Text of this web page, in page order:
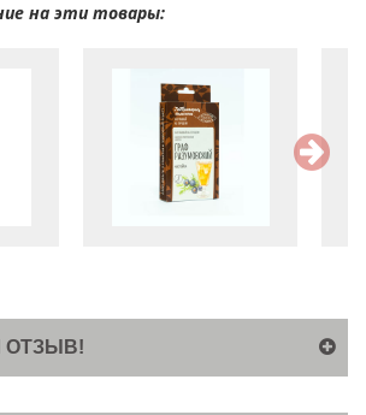
на эти товары: